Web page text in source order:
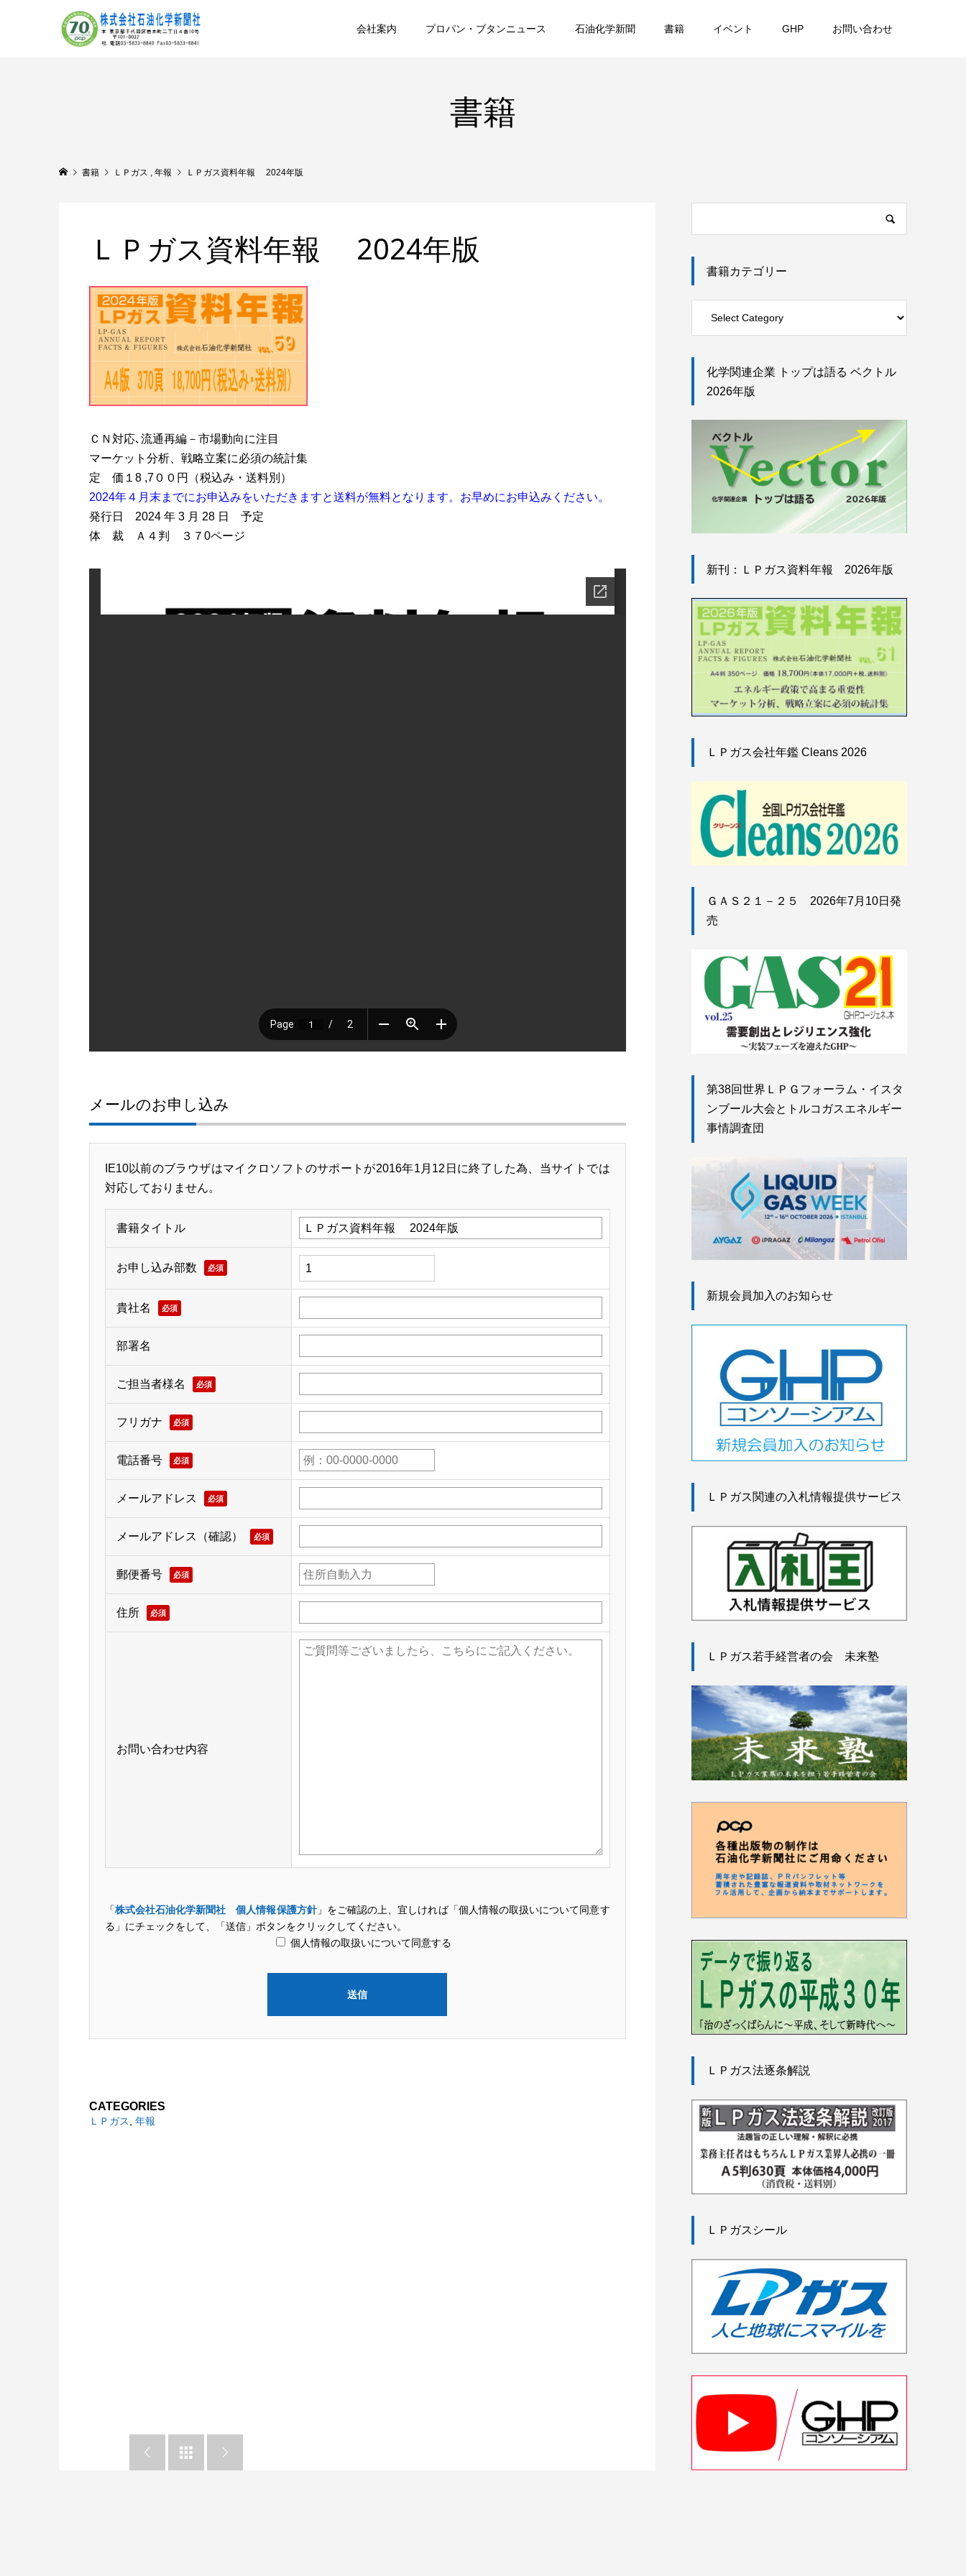
会社案内 プロパン・ブタンニュース 石油化学新聞 書籍 イベント GHP お問い合わせ
書籍
書籍 ＬＰガス , 年報 ＬＰガス資料年報 2024年版
ＬＰガス資料年報 2024年版
ＣＮ対応､流通再編－市場動向に注目
マーケット分析、戦略立案に必須の統計集
定 価１8 ,7００円（税込み・送料別）
2024年４月末までにお申込みをいただきますと送料が無料となります。お早めにお申込みください。
発行日 2024 年 3 月 28 日 予定
体 裁 Ａ４判 ３７0ページ
メールのお申し込み
IE10以前のブラウザはマイクロソフトのサポートが2016年1月12日に終了した為、当サイトでは
対応しておりません。
書籍タイトル
お申し込み部数 必須
貴社名 必須
部署名
ご担当者様名 必須
フリガナ 必須
電話番号 必須
メールアドレス 必須
メールアドレス（確認） 必須
郵便番号 必須
住所 必須
お問い合わせ内容
「株式会社石油化学新聞社 個人情報保護方針」をご確認の上、宜しければ「個人情報の取扱いについて同意す
る」にチェックをして、「送信」ボタンをクリックしてください。
個人情報の取扱いについて同意する
CATEGORIES
ＬＰガス 年報
  
書籍カテゴリー
化学関連企業 トップは語る ベクトル
2026年版
新刊：ＬＰガス資料年報 2026年版
ＬＰガス会社年鑑 Cleans 2026
ＧＡＳ２１－２５ 2026年7月10日発
売
第38回世界ＬＰＧフォーラム・イスタ
ンブール大会とトルコガスエネルギー
事情調査団
新規会員加入のお知らせ
ＬＰガス関連の入札情報提供サービス
ＬＰガス若手経営者の会 未来塾
ＬＰガス法逐条解説
ＬＰガスシール